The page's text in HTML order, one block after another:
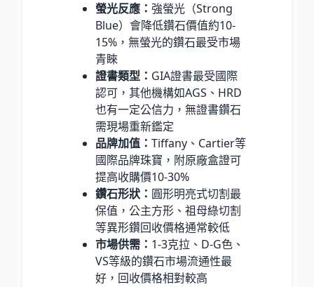
螢光反應： 強螢光（Strong
Blue）會降低鑽石價值約10-
15% ，無螢光的鑽石最受市場
青睞
證書類型： GIA證書最受國際
認可，其他機構如AGS、HRD
也有一定公信力，無證書鑽石
需現場重新鑑定
品牌加值： Tiffany、Cartier等
國際品牌珠寶，附原廠盒證可
提高收購價10-30%
鑽石形狀： 圓形明亮式切割最
保值，公主方形、祖母綠切割
等異形鑽回收價格通常較低
市場供需： 1-3克拉、D-G色、
VS等級的鑽石市場流通性最
好，回收價格相對較高